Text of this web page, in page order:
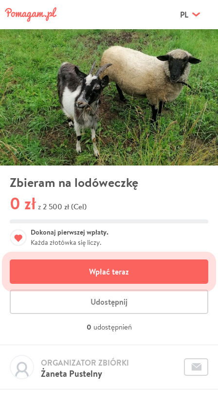
PL
Zbieram na lodóweczkę
0 zł z 2 500 zł (Cel)
Dokonaj pierwszej wpłaty.
Każda złotówka się liczy.
Wpłać teraz
Udostępnij
0 udostępnień
Żaneta Pustelny
ORGANIZATOR ZBIÓRKI